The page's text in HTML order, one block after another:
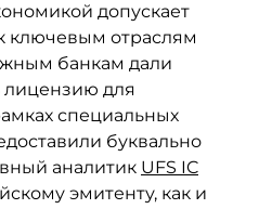
допускает
ключевым отраслям
банкам дали
лицензию для
специальных
буквально
аналитик UFS IC
эмитенту, как и